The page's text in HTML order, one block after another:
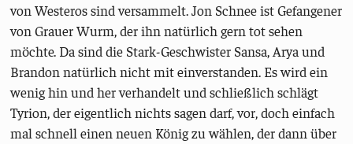
von Westeros sind versammelt. Jon Schnee ist Gefangener
von Grauer Wurm, der ihn natürlich gern tot sehen
möchte. Da sind die Stark-Geschwister Sansa, Arya und
Brandon natürlich nicht mit einverstanden. Es wird ein
wenig hin und her verhandelt und schließlich schlägt
Tyrion, der eigentlich nichts sagen darf, vor, doch einfach
mal schnell einen neuen König zu wählen, der dann über